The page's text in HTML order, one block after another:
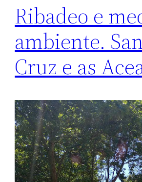
Ribadeo e
ambiente.
Cruz e as